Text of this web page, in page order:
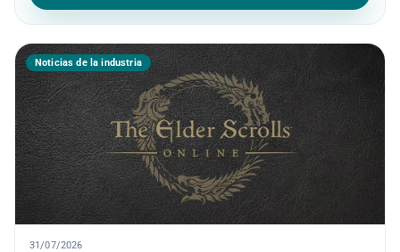
Noticias de la industria
31/07/2026